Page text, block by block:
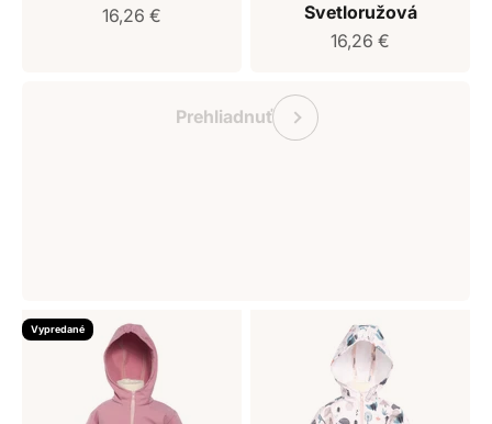
Predajná cena
16,26 €
Svetloružová
Predajná cena
16,26 €
PrehliadnuťPredchádzajúce
Vypredané